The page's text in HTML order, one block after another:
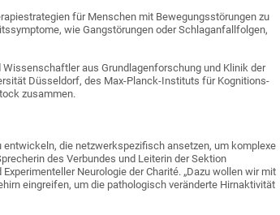
für Menschen mit Bewegungsstörungen zu
wie Gangstörungen oder Schlaganfallfolgen,
aus Grundlagenforschung und Klinik der
Düsseldorf, des Max-Planck-Instituts für Kognitions-
zusammen.
die netzwerkspezifisch ansetzen, um komplexe
des Verbundes und Leiterin der Sektion
Neurologie der Charité. „Dazu wollen wir mit
eingreifen, um die pathologisch veränderte Hirnaktivität